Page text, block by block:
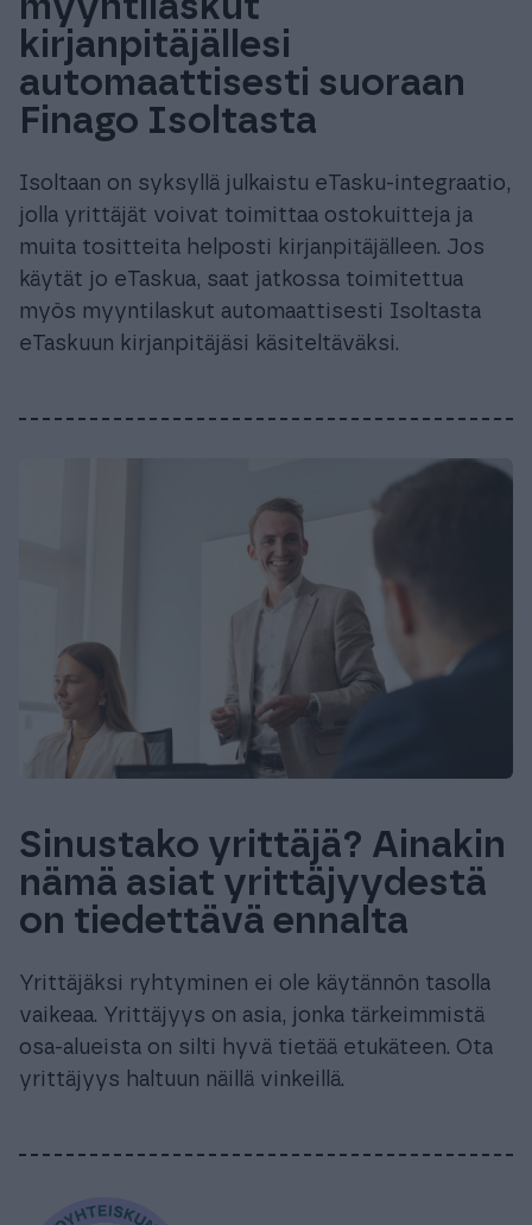
kirjanpitäjällesi
automaattisesti suoraan
Finago Isoltasta
Isoltaan on syksyllä julkaistu eTasku-integraatio,
jolla yrittäjät voivat toimittaa ostokuitteja ja
muita tositteita helposti kirjanpitäjälleen. Jos
käytät jo eTaskua, saat jatkossa toimitettua
myös myyntilaskut automaattisesti Isoltasta
eTaskuun kirjanpitäjäsi käsiteltäväksi.
Sinustako yrittäjä? Ainakin
nämä asiat yrittäjyydestä
on tiedettävä ennalta
Yrittäjäksi ryhtyminen ei ole käytännön tasolla
vaikeaa. Yrittäjyys on asia, jonka tärkeimmistä
osa-alueista on silti hyvä tietää etukäteen. Ota
yrittäjyys haltuun näillä vinkeillä.